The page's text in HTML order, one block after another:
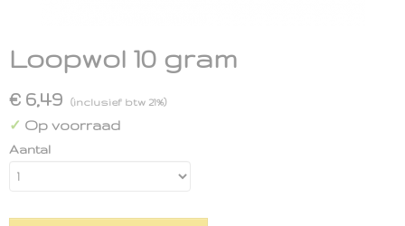
Loopwol 10 gram
€ 6,49 (inclusief btw 21%)
✓ Op voorraad
Aantal